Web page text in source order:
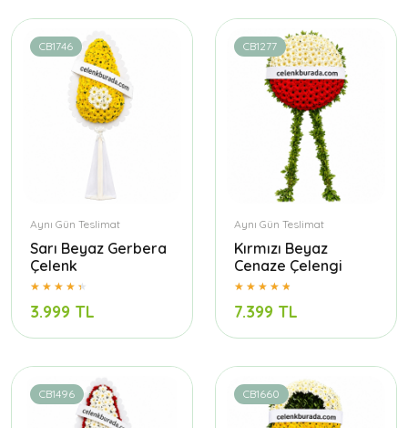
CB1746
Aynı Gün Teslimat
Sarı Beyaz Gerbera
Çelenk
3.999 TL
CB1277
Aynı Gün Teslimat
Kırmızı Beyaz
Cenaze Çelengi
7.399 TL
CB1496 CB1660